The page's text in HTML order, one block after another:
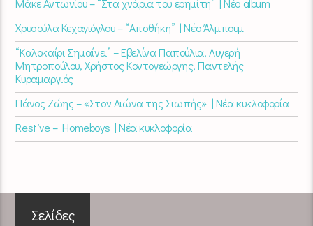
Μάκε Αντωνίου – “Στα χνάρια του ερημίτη” | Νέο album
Χρυσούλα Κεχαγιόγλου – “Αποθήκη” | Νέο Άλμπουμ
“Καλοκαίρι Σημαίνει” – Εβελίνα Παπούλια, Λυγερή
Μητροπούλου, Χρήστος Κοντογεώργης, Παντελής
Κυραμαργιός
Πάνος Ζώης – «Στον Αιώνα της Σιωπής» | Νέα κυκλοφορία
Restive – Homeboys | Νέα κυκλοφορία
Σελίδες